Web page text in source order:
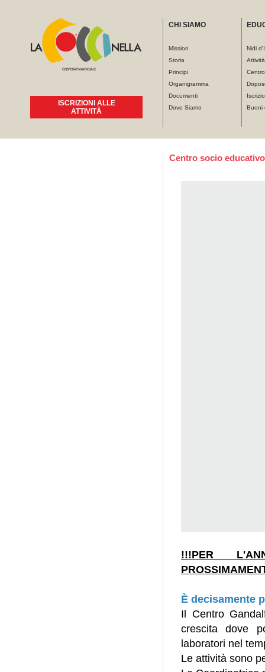
ISCRIZIONI ALLE
ATTIVITÀ
CHI SIAMO
Mission
Storia
Principi
Organigramma
Documenti
Dove Siamo
Nidi
Buoni
Tu sei qui
Centro socio
!!!PER
È decisamente
Il Centro
crescita dove
laboratori nel
Le attività sono